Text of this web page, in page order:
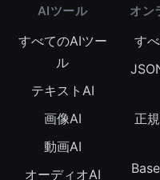
AIツール
すべてのAIツー
ル
テキストAI
画像AI
動画AI
オーディオAI
オン
す
正